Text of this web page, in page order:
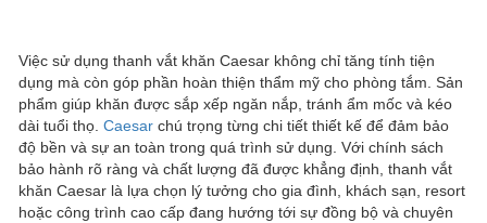
Việc sử dụng thanh vắt khăn Caesar không chỉ tăng tính tiện
dụng mà còn góp phần hoàn thiện thẩm mỹ cho phòng tắm. Sản
phẩm giúp khăn được sắp xếp ngăn nắp, tránh ẩm mốc và kéo
dài tuổi thọ. Caesar chú trọng từng chi tiết thiết kế để đảm bảo
độ bền và sự an toàn trong quá trình sử dụng. Với chính sách
bảo hành rõ ràng và chất lượng đã được khẳng định, thanh vắt
khăn Caesar là lựa chọn lý tưởng cho gia đình, khách sạn, resort
hoặc công trình cao cấp đang hướng tới sự đồng bộ và chuyên